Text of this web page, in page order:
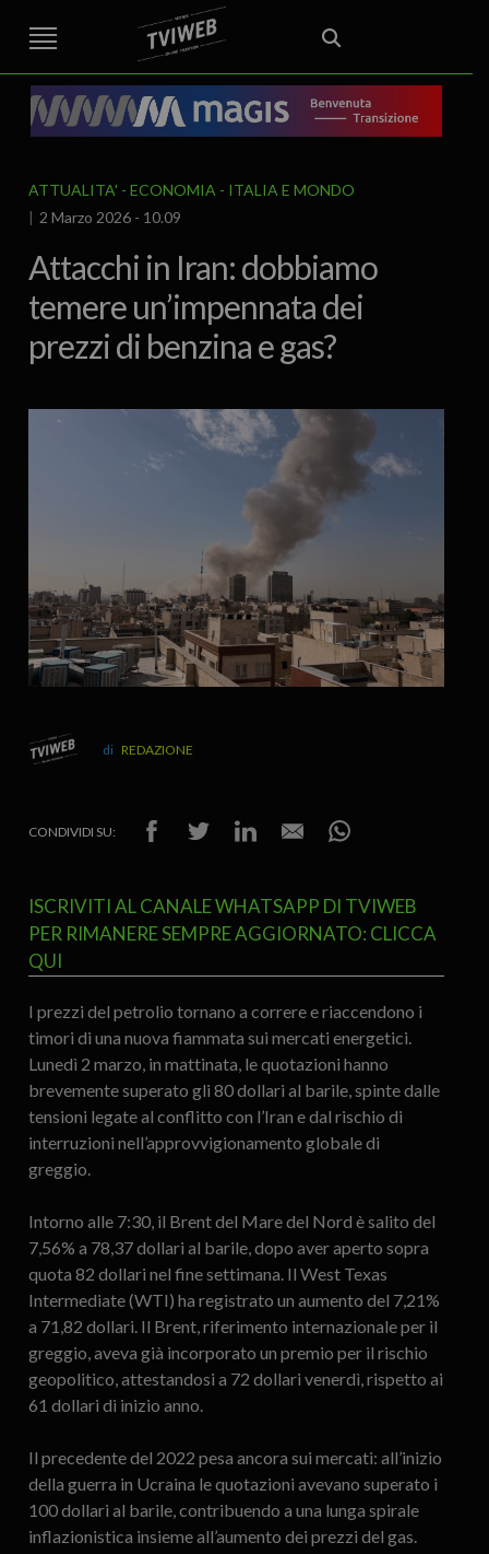
STREET TG CRONACA VENETO
VICENZA E PROVINCIA
AREA BERICA
ECONOMIA ATTUALITA’ POLITICA
EDITORIALE ITALIA E MONDO CURIOSITÀ – LIFESTYLE
CULTURA ARTE
SPORT
IL GRAFFIO FOOD & DRINK
ATTUALITA' ECONOMIA
ITALIA E MONDO
2 Marzo 2026 - 10.09
Attacchi in Iran: dobbiamo
temere un’impennata dei
prezzi di benzina e gas?
REDAZIONE
CONDIVIDI SU:
ISCRIVITI AL CANALE WHATSAPP DI TVIWEB
PER RIMANERE SEMPRE AGGIORNATO: CLICCA
QUI
I prezzi del petrolio tornano a correre e riaccendono i
timori di una nuova fiammata sui mercati energetici.
Lunedì 2 marzo, in mattinata, le quotazioni hanno
brevemente superato gli 80 dollari al barile, spinte dalle
tensioni legate al conflitto con l’Iran e dal rischio di
interruzioni nell’approvvigionamento globale di
greggio.
Intorno alle 7:30, il Brent del Mare del Nord è salito del
7,56% a 78,37 dollari al barile, dopo aver aperto sopra
quota 82 dollari nel fine settimana. Il West Texas
Intermediate (WTI) ha registrato un aumento del 7,21%
a 71,82 dollari. Il Brent, riferimento internazionale per il
greggio, aveva già incorporato un premio per il rischio
geopolitico, attestandosi a 72 dollari venerdì, rispetto ai
61 dollari di inizio anno.
Il precedente del 2022 pesa ancora sui mercati: all’inizio
della guerra in Ucraina le quotazioni avevano superato i
100 dollari al barile, contribuendo a una lunga spirale
inflazionistica insieme all’aumento dei prezzi del gas.